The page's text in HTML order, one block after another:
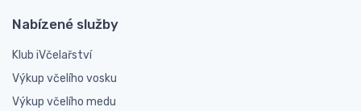
Nabízené služby
Klub iVčelařství
Výkup včelího vosku
Výkup včelího medu